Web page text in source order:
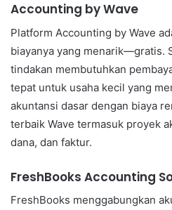
Accounting by Wave
Platform Accounting by Wave
biayanya yang menarik—gratis.
tindakan membutuhkan
tepat untuk usaha kecil yang
akuntansi dasar dengan biaya
terbaik Wave termasuk proyek
dana, dan faktur.
FreshBooks Accounting
FreshBooks menggabungkan